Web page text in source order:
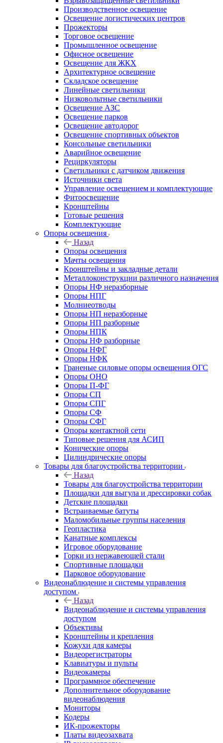
Производственное освещение
Освещение логистических центров
Прожекторы
Торговое освещение
Промышленное освещение
Офисное освещение
Освещение для ЖКХ
Архитектурное освещение
Складское освещение
Линейные светильники
Низковольтные светильники
Освещение АЗС
Освещение парков
Освещение автодорог
Освещение спортивных объектов
Консольные светильники
Аварийное освещение
Рециркуляторы
Светильники с датчиком движения
Источники света
Управление освещением и комплектующие
Фитоосвещение
Кронштейны
Готовые решения
Комплектующие
Опоры освещения
Назад
Опоры освещения
Мачты освещения
Кронштейны и закладные детали
Металлоконструкции различного назначения
Опоры НФ неразборные
Опоры НПГ
Молниеотводы
Опоры НП неразборные
Опоры НП разборные
Опоры НПК
Опоры НФ разборные
Опоры НФГ
Опоры НФК
Граненые силовые опоры освещения ОГС
Опоры ОНО
Опоры П-ФГ
Опоры СП
Опоры СПГ
Опоры СФ
Опоры СФГ
Опоры контактной сети
Типовые решения для АСИП
Конические опоры
Цилиндрические опоры
Товары для благоустройства территории
Назад
Товары для благоустройства территории
Площадки для выгула и дрессировки собак
Детские площадки
Встраиваемые батуты
Маломобильные группы населения
Геопластика
Канатные комплексы
Игровое оборудование
Горки из нержавеющей стали
Спортивные площадки
Парковое оборудование
Видеонаблюдение и системы управления
доступом
Назад
Видеонаблюдение и системы управления
доступом
Объективы
Кронштейны и крепления
Кожухи для камеры
Видеорегистраторы
Клавиатуры и пульты
Видеокамеры
Программное обеспечение
Дополнительное оборудование
видеонаблюдения
Мониторы
Кодеры
ИК-прожекторы
Платы видеозахвата